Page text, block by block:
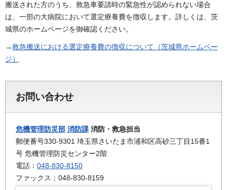
搬送された方のうち、救急車要請時の緊急性が認められない場合
は、一部の大病院において選定療養費を徴収します。詳しくは、茨
城県のホームページを御確認ください。
→救急搬送における選定療養費の徴収について（茨城県ホームペー
ジ）
お問い合わせ
危機管理防災部 消防課 消防・救急担当
郵便番号330-9301 埼玉県さいたま市浦和区高砂三丁目15番1
号 危機管理防災センター2階
電話： 048-830-8150
ファックス：048-830-8159